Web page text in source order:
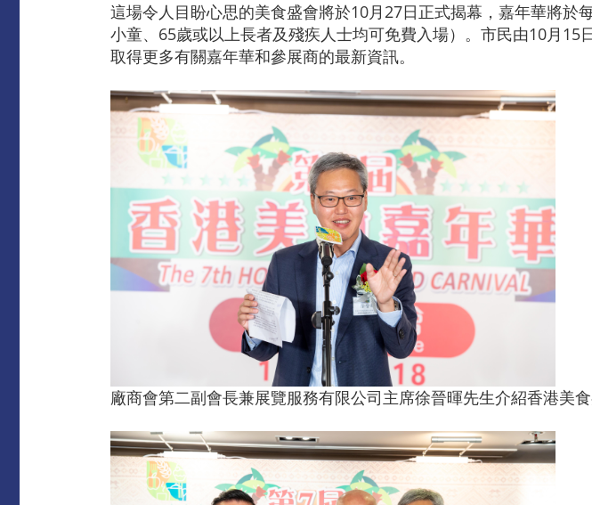
這場令人目盼心思的美食盛會將於10月27日正式揭幕，嘉年華將
小童、65歲或以上長者及殘疾人士均可免費入場）。市民由10月15
取得更多有關嘉年華和參展商的最新資訊。
廠商會第二副會長兼展覽服務有限公司主席徐晉暉先生介紹香港美